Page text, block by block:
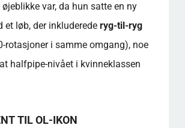
var, da hun satte en ny
et løb, der inkluderede ryg-til-ryg
rotasjoner i samme omgang), noe
halfpipe-nivået i kvinneklassen
TIL OL-IKON